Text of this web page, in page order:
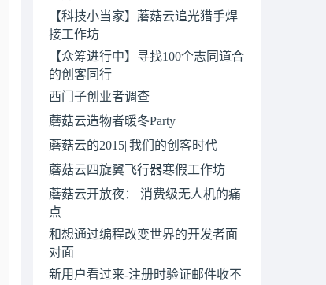
【科技小当家】蘑菇云追光猎手焊
接工作坊
【众筹进行中】寻找100个志同道合
的创客同行
西门子创业者调查
蘑菇云造物者暖冬Party
蘑菇云的2015||我们的创客时代
蘑菇云四旋翼飞行器寒假工作坊
蘑菇云开放夜： 消费级无人机的痛
点
和想通过编程改变世界的开发者面
对面
新用户看过来-注册时验证邮件收不